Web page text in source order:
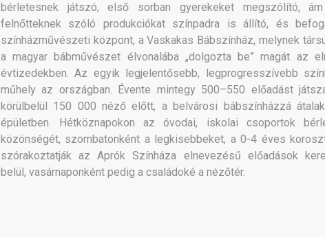
bérletesnek játszó, első sorban gyerekeket megszólító,
felnőtteknek szóló produkciókat színpadra is állító, és
színházművészeti központ, a Vaskakas Bábszínház, melynek
a magyar bábművészet élvonalába „dolgozta be” magát az
évtizedekben. Az egyik legjelentősebb, legprogresszívebb
műhely az országban. Évente mintegy 500–550 előadást
körülbelül 150 000 néző előtt, a belvárosi bábszínházzá
épületben. Hétköznapokon az óvodai, iskolai csoportok
közönségét, szombatonként a legkisebbeket, a 0-4 éves
szórakoztatják az Aprók Színháza elnevezésű előadások
belül, vasárnaponként pedig a családoké a nézőtér.